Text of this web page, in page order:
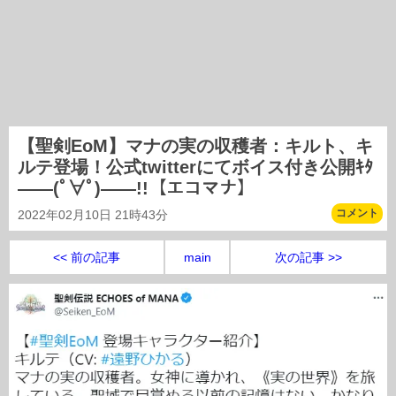
【聖剣EoM】マナの実の収穫者：キルト、キ
ルテ登場！公式twitterにてボイス付き公開ｷﾀ
――(ﾟ∀ﾟ)――!!【エコマナ】
2022年02月10日 21時43分 コメント
<< 前の記事 main 次の記事 >>